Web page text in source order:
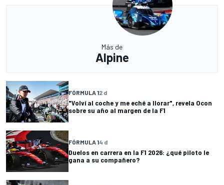
Más de
Alpine
FÓRMULA 12 d
"Volví al coche y me eché a llorar", revela Ocon
sobre su año al margen de la F1
FÓRMULA 14 d
Duelos en carrera en la F1 2026: ¿qué piloto le
gana a su compañero?